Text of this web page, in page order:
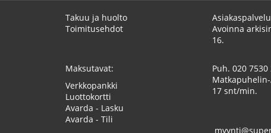
Takuu ja huolto
Toimitusehdot
Maksutavat:
Verkkopankki
Luottokortti
Avarda - Lasku
Avarda - Tili
Asiakaspalvelu
Avoinna
16.
Puh. 020 7530
17 snt/min.